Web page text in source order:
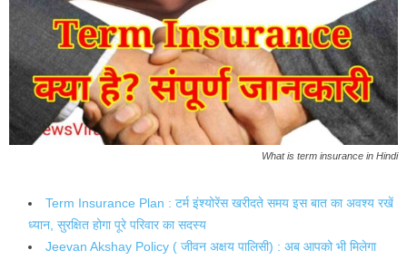
What is term insurance in Hindi
Term Insurance Plan : टर्म इंश्योरेंस खरीदते समय इस बात का अवश्य रखें
ध्यान, सुरक्षित होगा पूरे परिवार का सदस्य
Jeevan Akshay Policy ( जीवन अक्षय पालिसी) : अब आपको भी मिलेगा